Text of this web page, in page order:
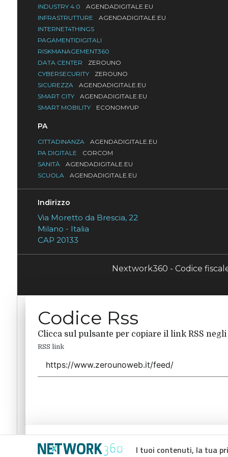
I tuoi contenuti, la tua
INDUSTRY 4.0
AGENDADIGITALE.EU
INFRASTRUTTURE
AGENDADIGITALE.EU
INTERNET4THINGS
PAGAMENTIDIGITALI
RISKMANAGEMENT360
DATA CENTER
ZEROUNO
CYBERSECURITY
ZEROUNO
SICUREZZA
AGENDADIGITALE.EU
SMART CITY
AGENDADIGITALE.EU
SMART MOBILITY
ECONOMYUP
PA
CITTADINANZA
AGENDADIGITALE.EU
PA DIGITALE
CORCOM
SANITÀ
AGENDADIGITALE.EU
SCUOLA
AGENDADIGITALE.EU
Indirizzo
Via Moretto da Brescia, 22
Milano - Italia
CAP 20133
Nextwork360 - Codice
Codice Rss
Clicca sul pulsante per copiare il link RSS
RSS link
Codice Rss